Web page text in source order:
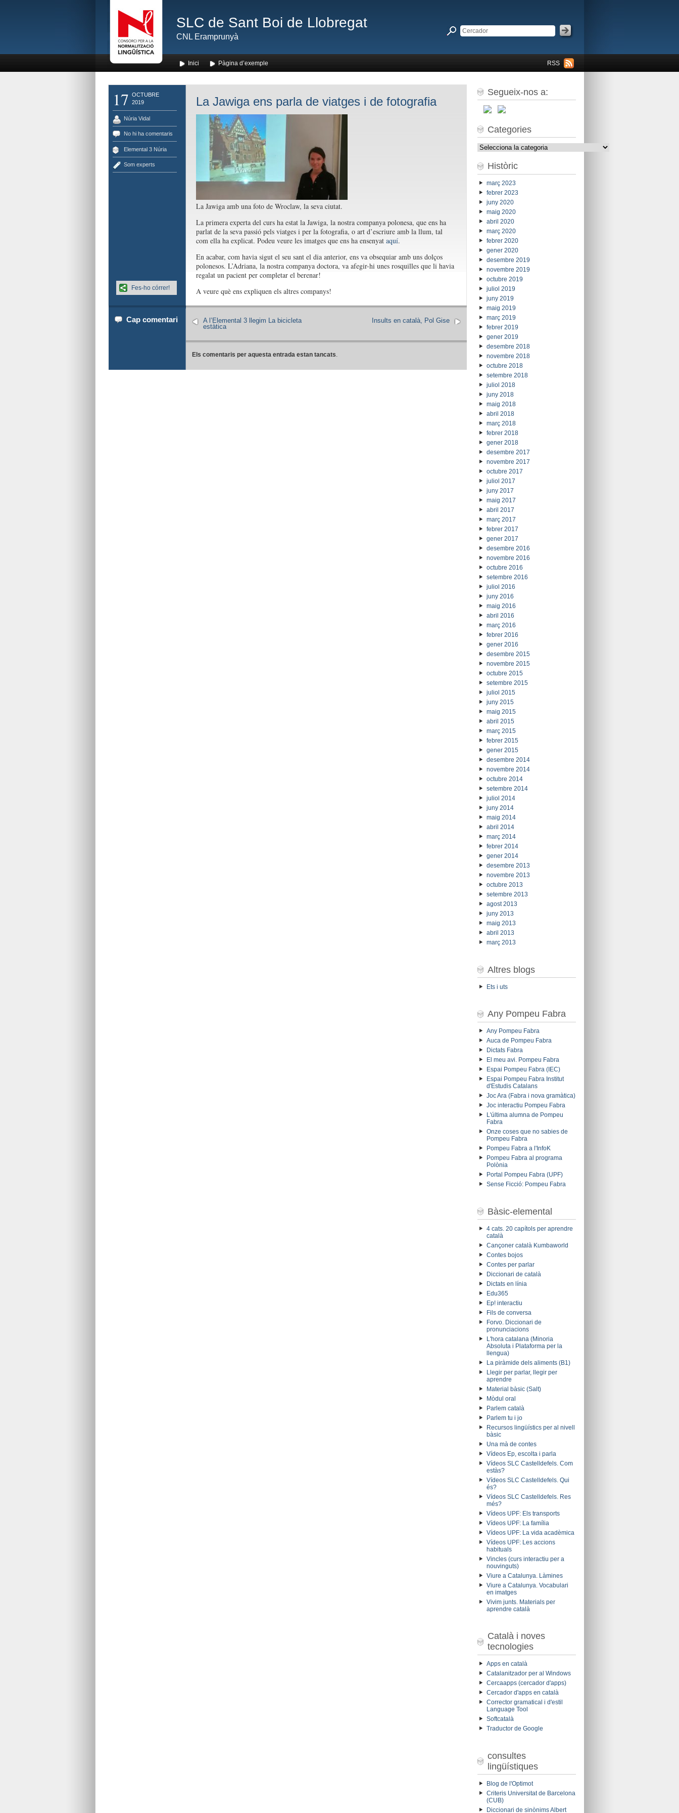
SLC de Sant Boi de Llobregat
CNL Eramprunyà
RSS
Inici Pàgina d’exemple
17 OCTUBRE
2019
Núria Vidal
No hi ha comentaris
Elemental 3 Núria
Som experts
La Jawiga ens parla de viatges i de fotografia
La Jawiga amb una foto de Wroclaw, la seva ciutat.
La primera experta del curs ha estat la Jawiga, la nostra companya polonesa, que ens ha
parlat de la seva passió pels viatges i per la fotografia, o art d’escriure amb la llum, tal
com ella ha explicat. Podeu veure les imatges que ens ha ensenyat aquí.
En acabar, com havia sigut el seu sant el dia anterior, ens va obsequiar amb uns dolços
polonesos. L’Adriana, la nostra companya doctora, va afegir-hi unes rosquilles que li havia
regalat un pacient per completar el berenar!
A veure què ens expliquen els altres companys!
Fes-ho córrer!
Cap comentari Insults en català, Pol Gise
A l’Elemental 3 llegim La bicicleta
estàtica
Els comentaris per aquesta entrada estan tancats.
Segueix-nos a:
Categories
Categories
Històric
març 2023
febrer 2023
juny 2020
maig 2020
abril 2020
març 2020
febrer 2020
gener 2020
desembre 2019
novembre 2019
octubre 2019
juliol 2019
juny 2019
maig 2019
març 2019
febrer 2019
gener 2019
desembre 2018
novembre 2018
octubre 2018
setembre 2018
juliol 2018
juny 2018
maig 2018
abril 2018
març 2018
febrer 2018
gener 2018
desembre 2017
novembre 2017
octubre 2017
juliol 2017
juny 2017
maig 2017
abril 2017
març 2017
febrer 2017
gener 2017
desembre 2016
novembre 2016
octubre 2016
setembre 2016
juliol 2016
juny 2016
maig 2016
abril 2016
març 2016
febrer 2016
gener 2016
desembre 2015
novembre 2015
octubre 2015
setembre 2015
juliol 2015
juny 2015
maig 2015
abril 2015
març 2015
febrer 2015
gener 2015
desembre 2014
novembre 2014
octubre 2014
setembre 2014
juliol 2014
juny 2014
maig 2014
abril 2014
març 2014
febrer 2014
gener 2014
desembre 2013
novembre 2013
octubre 2013
setembre 2013
agost 2013
juny 2013
maig 2013
abril 2013
març 2013
Altres blogs
Ets i uts
Any Pompeu Fabra
Any Pompeu Fabra
Auca de Pompeu Fabra
Dictats Fabra
El meu avi. Pompeu Fabra
Espai Pompeu Fabra (IEC)
Espai Pompeu Fabra Institut
d'Estudis Catalans
Joc Ara (Fabra i nova gramàtica)
Joc interactiu Pompeu Fabra
L'última alumna de Pompeu
Fabra
Onze coses que no sabies de
Pompeu Fabra
Pompeu Fabra a l'InfoK
Pompeu Fabra al programa
Polònia
Portal Pompeu Fabra (UPF)
Sense Ficció: Pompeu Fabra
Bàsic-elemental
4 cats. 20 capítols per aprendre
català
Cançoner català Kumbaworld
Contes bojos
Contes per parlar
Diccionari de català
Dictats en línia
Edu365
Ep! interactiu
Fils de conversa
Forvo. Diccionari de
pronunciacions
L'hora catalana (Minoria
Absoluta i Plataforma per la
llengua)
La piràmide dels aliments (B1)
Llegir per parlar, llegir per
aprendre
Material bàsic (Salt)
Mòdul oral
Parlem català
Parlem tu i jo
Recursos lingüístics per al nivell
bàsic
Una mà de contes
Vídeos Ep, escolta i parla
Vídeos SLC Castelldefels. Com
estàs?
Vídeos SLC Castelldefels. Qui
és?
Vídeos SLC Castelldefels. Res
més?
Vídeos UPF: Els transports
Vídeos UPF: La família
Vídeos UPF: La vida acadèmica
Vídeos UPF: Les accions
habituals
Vincles (curs interactiu per a
nouvinguts)
Viure a Catalunya. Làmines
Viure a Catalunya. Vocabulari
en imatges
Vivim junts. Materials per
aprendre català
Català i noves
tecnologies
Apps en català
Catalanitzador per al Windows
Cercaapps (cercador d'apps)
Cercador d'apps en català
Corrector gramatical i d'estil
Language Tool
Softcatalà
Traductor de Google
consultes
lingüístiques
Blog de l'Optimot
Criteris Universitat de Barcelona
(CUB)
Diccionari de sinònims Albert